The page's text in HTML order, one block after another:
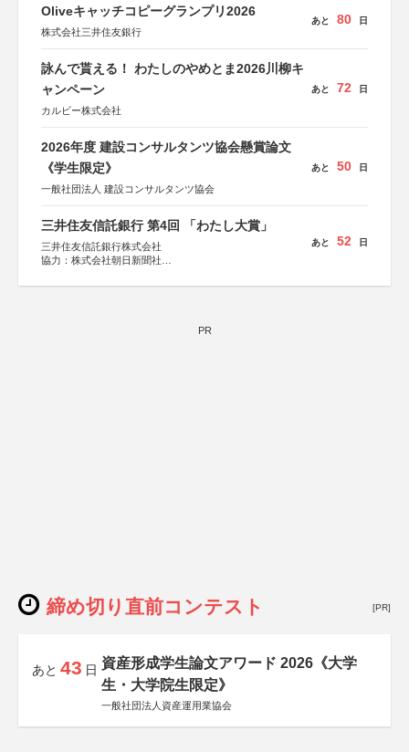
Oliveキャッチコピーグランプリ2026
株式会社三井住友銀行
あと 80 日
詠んで貰える！ わたしのやめとま2026川柳キ
ャンペーン
カルビー株式会社
あと 72 日
2026年度 建設コンサルタンツ協会懸賞論文
《学生限定》
一般社団法人 建設コンサルタンツ協会
あと 50 日
三井住友信託銀行 第4回 「わたし大賞」
三井住友信託銀行株式会社
協力：株式会社朝日新聞社
あと 52 日
PR
締め切り直前コンテスト [PR]
あと 43 日 資産形成学生論文アワード 2026《大学
生・大学院生限定》
一般社団法人資産運用業協会